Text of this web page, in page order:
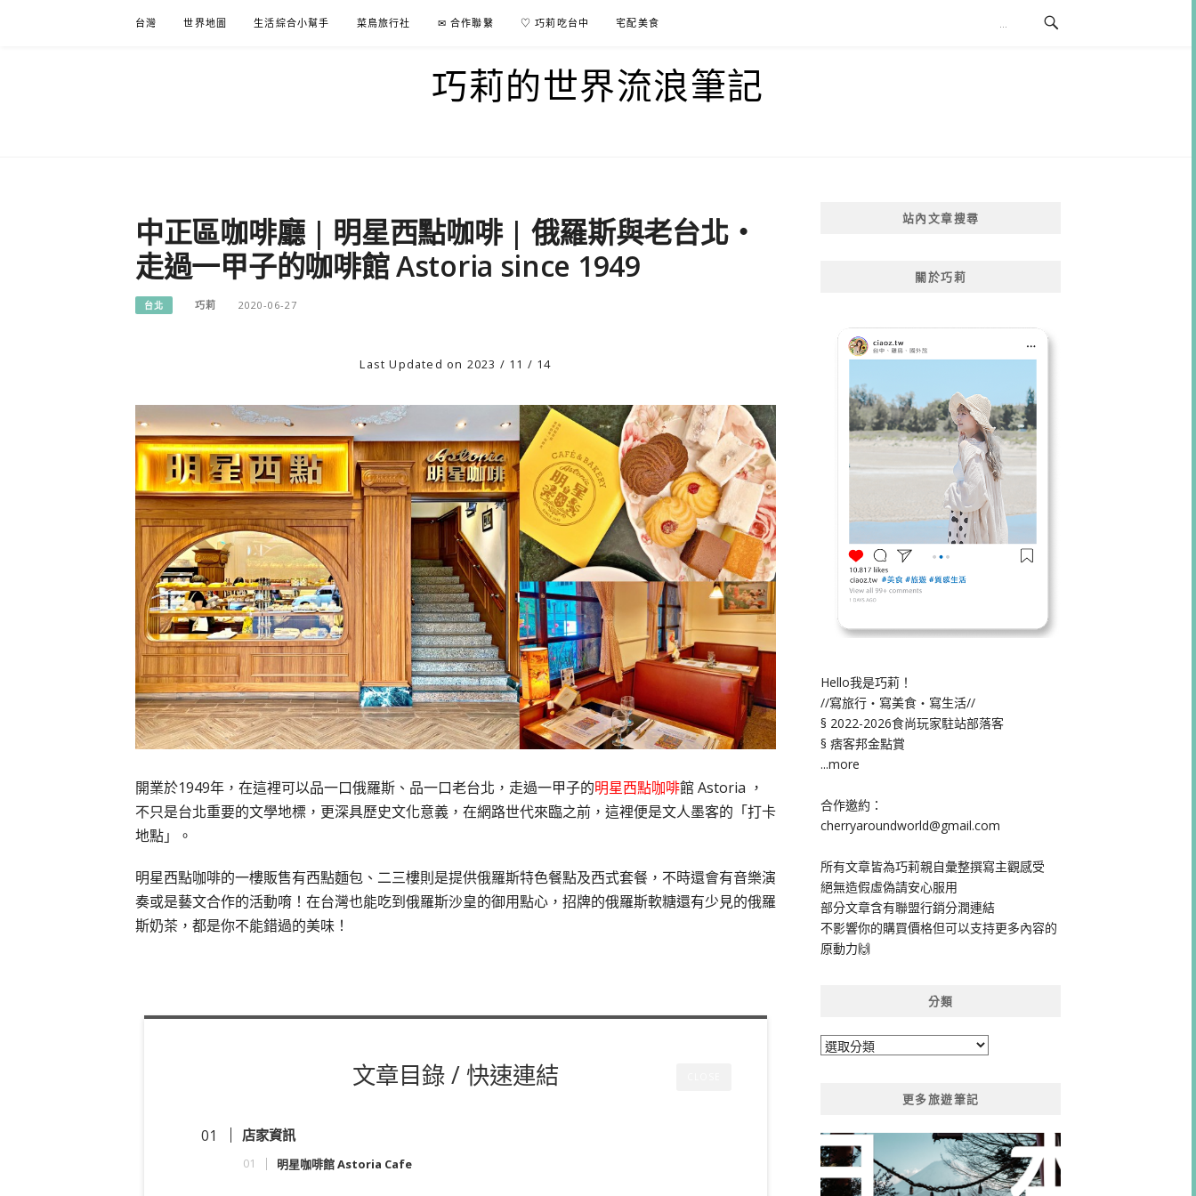
台灣 世界地圖 生活綜合小幫手 菜鳥旅行社 ✉ 合作聯繫 ♡ 巧莉吃台中 宅配美食
巧莉的世界流浪筆記
中正區咖啡廳 | 明星西點咖啡 | 俄羅斯與老台北・
走過一甲子的咖啡館 Astoria since 1949
台北 巧莉 2020-06-27
Last Updated on 2023 / 11 / 14
開業於1949年，在這裡可以品一口俄羅斯、品一口老台北，走過一甲子的明星西點咖啡館 Astoria ，
不只是台北重要的文學地標，更深具歷史文化意義，在網路世代來臨之前，這裡便是文人墨客的「打卡
地點」。
明星西點咖啡的一樓販售有西點麵包、二三樓則是提供俄羅斯特色餐點及西式套餐，不時還會有音樂演
奏或是藝文合作的活動唷！在台灣也能吃到俄羅斯沙皇的御用點心，招牌的俄羅斯軟糖還有少見的俄羅
斯奶茶，都是你不能錯過的美味！
文章目錄 / 快速連結
店家資訊
明星咖啡館 Astoria Cafe
站內文章搜尋
關於巧莉
Hello我是巧莉！
//寫旅行・寫美食・寫生活//
§ 2022-2026食尚玩家駐站部落客
§ 痞客邦金點賞
...more
合作邀約：
cherryaroundworld@gmail.com
所有文章皆為巧莉親自彙整撰寫主觀感受
絕無造假虛偽請安心服用
部分文章含有聯盟行銷分潤連結
不影響你的購買價格但可以支持更多內容的
原動力🙌
分類
分
更多旅遊筆記